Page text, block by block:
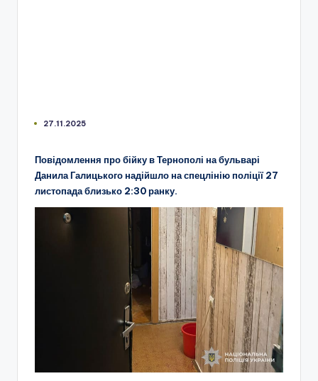
27.11.2025
Повідомлення про бійку в Тернополі на бульварі
Данила Галицького надійшло на спецлінію поліції 27
листопада близько 2:30 ранку.